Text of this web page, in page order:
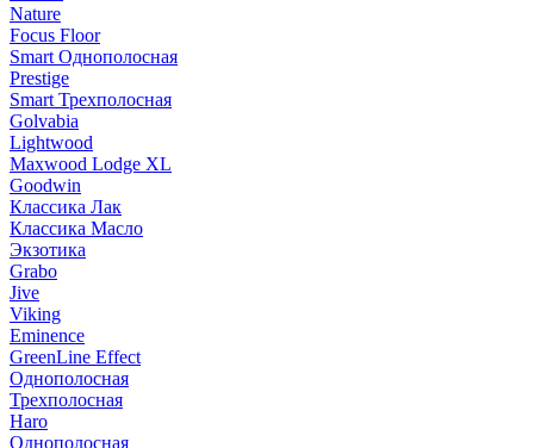
Nature
Focus Floor
Smart Однополосная
Prestige
Smart Трехполосная
Golvabia
Lightwood
Maxwood Lodge XL
Goodwin
Классика Лак
Классика Масло
Экзотика
Grabo
Jive
Viking
Eminence
GreenLine Effect
Однополосная
Трехполосная
Haro
Однополосная